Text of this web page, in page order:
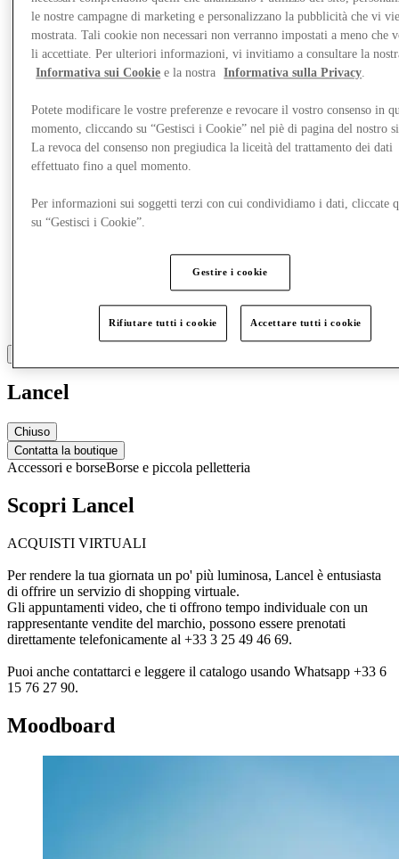
Mangia e Bevi
Gift Card
Lancel
Chiuso
Contatta la boutique
Accessori e borseBorse e piccola pelletteria
Scopri Lancel
ACQUISTI VIRTUALI
Per rendere la tua giornata un po' più luminosa, Lancel è entusiasta
di offrire un servizio di shopping virtuale.
Gli appuntamenti video, che ti offrono tempo individuale con un
rappresentante vendite del marchio, possono essere prenotati
direttamente telefonicamente al +33 3 25 49 46 69.
Puoi anche contattarci e leggere il catalogo usando Whatsapp +33 6
15 76 27 90.
Moodboard
le nostre campagne di marketing e personalizzano la pubblicità che vi
mostrata. Tali cookie non necessari non verranno impostati a meno che
li accettiate. Per ulteriori informazioni, vi invitiamo a consultare la
Informativa sui Cookie e la nostra Informativa sulla Privacy.
Potete modificare le vostre preferenze e revocare il vostro consenso in
momento, cliccando su “Gestisci i Cookie” nel piè di pagina del nostro
La revoca del consenso non pregiudica la liceità del trattamento dei dati
effettuato fino a quel momento.
Per informazioni sui soggetti terzi con cui condividiamo i dati, cliccate
su “Gestisci i Cookie”.
Gestire i cookie
Rifiutare tutti i cookie Accettare tutti i cookie